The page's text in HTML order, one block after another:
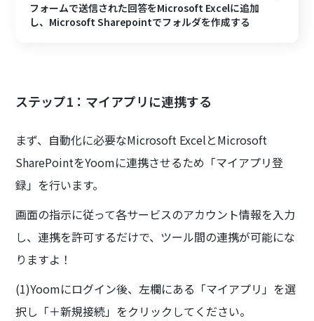
フォームで送信された回答をMicrosoft Excelに追加
し、Microsoft Sharepointでフォルダを作成する
ステップ1：マイアプリに連携する
まず、自動化に必要なMicrosoft ExcelとMicrosoft
SharePointをYoomに連携させるため「マイアプリ登
録」を行います。
画面の指示に従って各サービスのアカウント情報を入力
し、連携を許可するだけで、ツール間の連携が可能にな
りますよ！
(1)Yoomにログイン後、左欄にある「マイアプリ」を選
択し「＋新規接続」をクリックしてください。